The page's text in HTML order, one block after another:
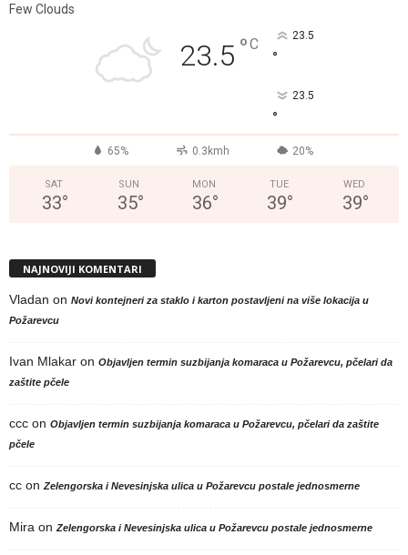
Few Clouds
23.5 °C 23.5
°
23.5
°
65% 0.3kmh 20%
SAT
33°
SUN
35°
MON
36°
TUE
39°
WED
39°
NAJNOVIJI KOMENTARI
Vladan on Novi kontejneri za staklo i karton postavljeni na više lokacija u
Požarevcu
Ivan Mlakar on Objavljen termin suzbijanja komaraca u Požarevcu, pčelari da
zaštite pčele
ccc on Objavljen termin suzbijanja komaraca u Požarevcu, pčelari da zaštite
pčele
cc on Zelengorska i Nevesinjska ulica u Požarevcu postale jednosmerne
Mira on Zelengorska i Nevesinjska ulica u Požarevcu postale jednosmerne